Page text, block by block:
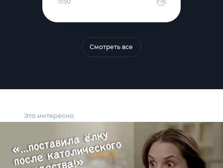
Это интересно
Смотреть все